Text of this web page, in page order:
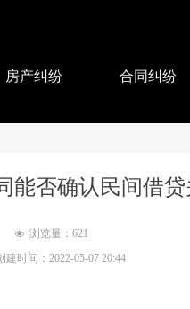
房产纠纷 合同纠纷
能否确认民间借贷
建时间： 2022-05-07 20:44
넶 浏览量： 621